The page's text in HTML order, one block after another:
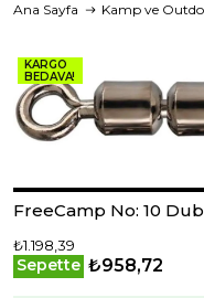
Ana Sayfa Kamp ve
KARGO
BEDAVA!
FreeCamp No: 10
₺1.198,39
Sepette ₺958,72